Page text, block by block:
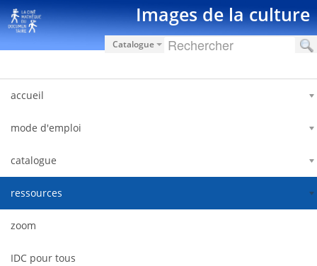
Salta al contigut Images de la culture
Catalogue
accueil
mode d'emploi
catalogue
ressources
zoom
IDC pour tous